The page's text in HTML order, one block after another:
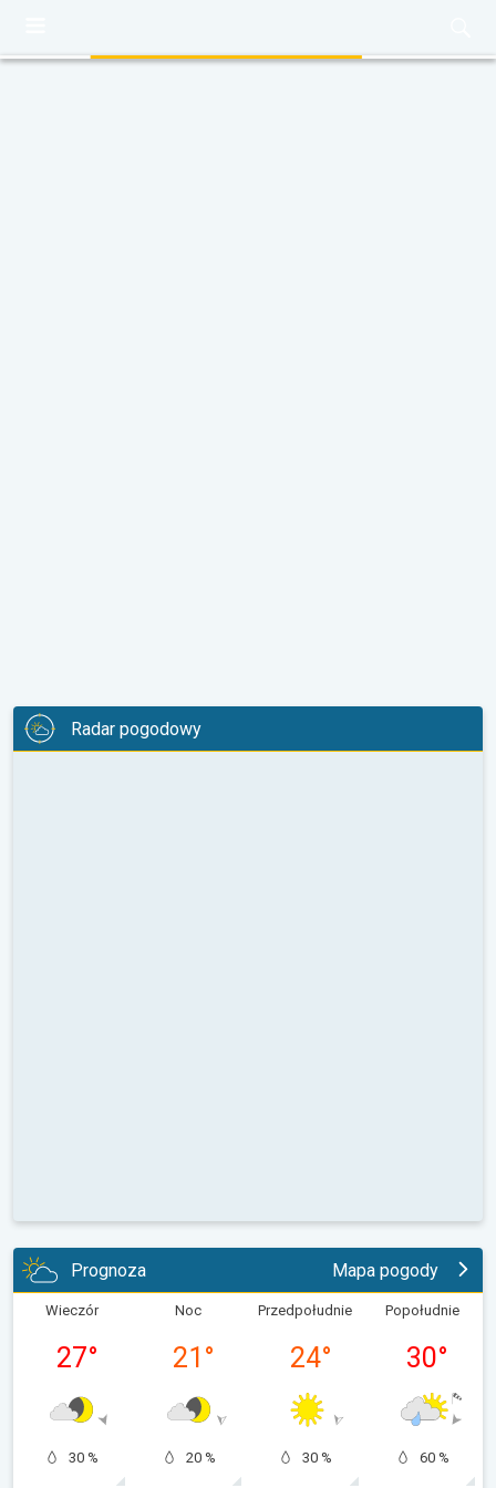
Radar pogodowy
Prognoza Mapa pogody
Wieczór
27°
30 %
Noc
21 °
20 %
Przedpołudnie
24°
30 %
Popołudnie
30°
60 %